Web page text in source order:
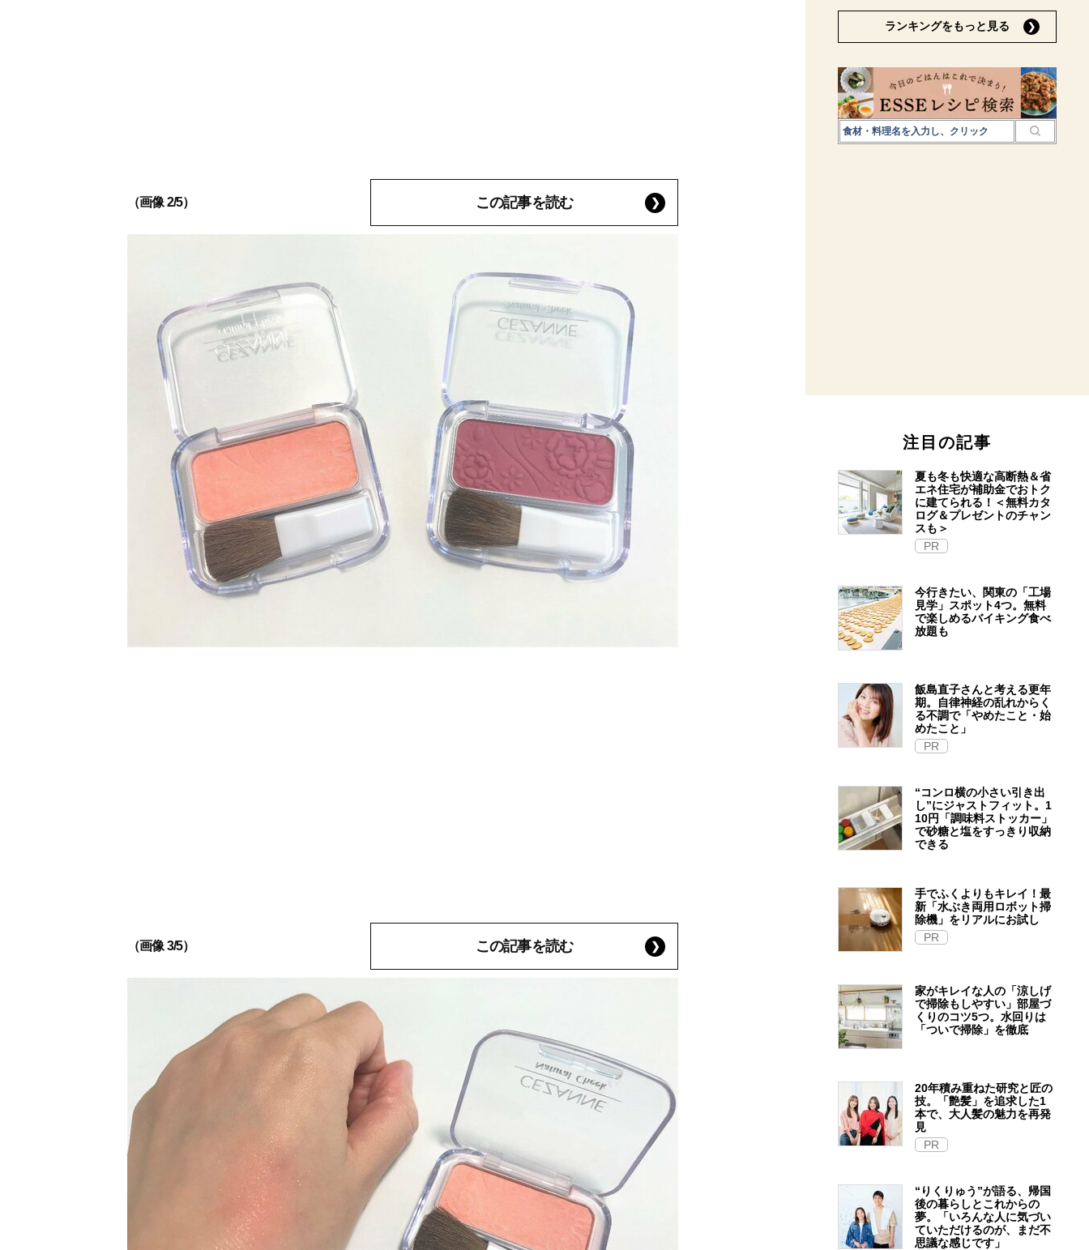
（画像 2/5） この記事を読む
（画像 3/5） この記事を読む
ランキングをもっと見る
注目の記事
夏も冬も快適な高断熱＆省
エネ住宅が補助金でおトク
に建てられる！＜無料カタ
ログ＆プレゼントのチャン
スも＞
PR
今行きたい、関東の「工場
見学」スポット4つ。無料
で楽しめるバイキング食べ
放題も
飯島直子さんと考える更年
期。自律神経の乱れからく
る不調で「やめたこと・始
めたこと」
PR
“コンロ横の小さい引き出
し”にジャストフィット。1
10円「調味料ストッカー」
で砂糖と塩をすっきり収納
できる
手でふくよりもキレイ！最
新「水ぶき両用ロボット掃
除機」をリアルにお試し
PR
家がキレイな人の「涼しげ
で掃除もしやすい」部屋づ
くりのコツ5つ。水回りは
「ついで掃除」を徹底
20年積み重ねた研究と匠の
技。「艶髪」を追求した1
本で、大人髪の魅力を再発
見
PR
“りくりゅう”が語る、帰国
後の暮らしとこれからの
夢。「いろんな人に気づい
ていただけるのが、まだ不
思議な感じです」